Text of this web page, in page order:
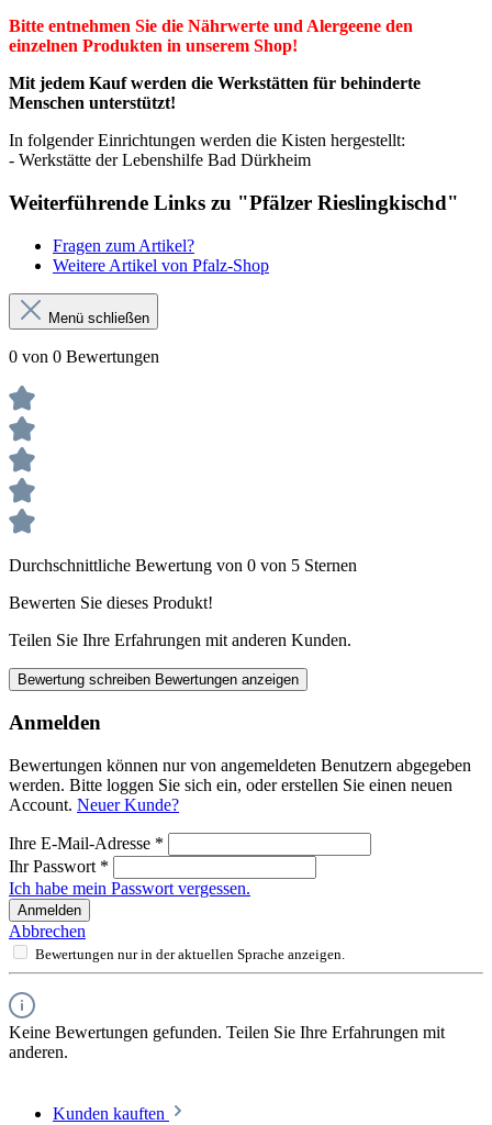
Bitte entnehmen Sie die Nährwerte und Alergeene den
einzelnen Produkten in unserem Shop!
Mit jedem Kauf werden die Werkstätten für behinderte
Menschen unterstützt!
In folgender Einrichtungen werden die Kisten hergestellt:
- Werkstätte der Lebenshilfe Bad Dürkheim
Weiterführende Links zu "Pfälzer Rieslingkischd"
Fragen zum Artikel?
Weitere Artikel von Pfalz-Shop
Menü schließen
0 von 0 Bewertungen
Durchschnittliche Bewertung von 0 von 5 Sternen
Bewerten Sie dieses Produkt!
Teilen Sie Ihre Erfahrungen mit anderen Kunden.
Bewertung schreiben Bewertungen anzeigen
Anmelden
Bewertungen können nur von angemeldeten Benutzern abgegeben
werden. Bitte loggen Sie sich ein, oder erstellen Sie einen neuen
Account. Neuer Kunde?
Ihre E-Mail-Adresse *
Ihr Passwort *
Ich habe mein Passwort vergessen.
Anmelden
Abbrechen
Bewertungen nur in der aktuellen Sprache anzeigen.
Keine Bewertungen gefunden. Teilen Sie Ihre Erfahrungen mit
anderen.
Kunden kauften